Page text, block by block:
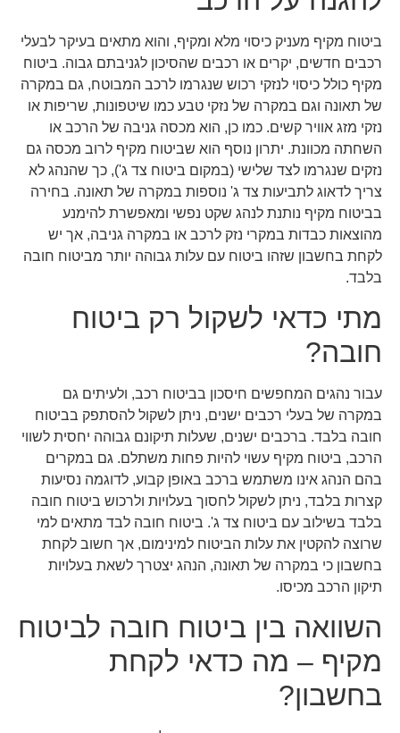
ביטוח מקיף מעניק כיסוי מלא ומקיף, והוא מתאים בעיקר לבעלי
רכבים חדשים, יקרים או רכבים שהסיכון לגניבתם גבוה. ביטוח
מקיף כולל כיסוי לנזקי רכוש שנגרמו לרכב המבוטח, גם במקרה
של תאונה וגם במקרה של נזקי טבע כמו שיטפונות, שריפות או
נזקי מזג אוויר קשים. כמו כן, הוא מכסה גניבה של הרכב או
השחתה מכוונת. יתרון נוסף הוא שביטוח מקיף לרוב מכסה גם
נזקים שנגרמו לצד שלישי (במקום ביטוח צד ג'), כך שהנהג לא
צריך לדאוג לתביעות צד ג' נוספות במקרה של תאונה. בחירה
בביטוח מקיף נותנת לנהג שקט נפשי ומאפשרת להימנע
מהוצאות כבדות במקרי נזק לרכב או במקרה גניבה, אך יש
לקחת בחשבון שזהו ביטוח עם עלות גבוהה יותר מביטוח חובה
בלבד.
מתי כדאי לשקול רק ביטוח
חובה?
עבור נהגים המחפשים חיסכון בביטוח רכב, ולעיתים גם
במקרה של בעלי רכבים ישנים, ניתן לשקול להסתפק בביטוח
חובה בלבד. ברכבים ישנים, שעלות תיקונם גבוהה יחסית לשווי
הרכב, ביטוח מקיף עשוי להיות פחות משתלם. גם במקרים
בהם הנהג אינו משתמש ברכב באופן קבוע, לדוגמה נסיעות
קצרות בלבד, ניתן לשקול לחסוך בעלויות ולרכוש ביטוח חובה
בלבד בשילוב עם ביטוח צד ג'. ביטוח חובה לבד מתאים למי
שרוצה להקטין את עלות הביטוח למינימום, אך חשוב לקחת
בחשבון כי במקרה של תאונה, הנהג יצטרך לשאת בעלויות
תיקון הרכב מכיסו.
השוואה בין ביטוח חובה לביטוח
מקיף – מה כדאי לקחת
בחשבון?